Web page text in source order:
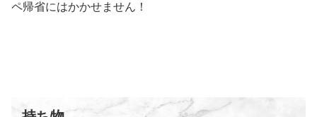
ペ帰省にはかかせません！